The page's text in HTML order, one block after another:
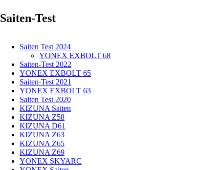
DAS
BRINGEN?
Saiten-Test
Saiten Test 2024
YONEX EXBOLT 68
Saiten-Test 2022
YONEX EXBOLT 65
Saiten-Test 2021
YONEX EXBOLT 63
Saiten Test 2020
KIZUNA Saiten
KIZUNA Z58
KIZUNA D61
KIZUNA Z63
KIZUNA Z65
KIZUNA Z69
YONEX SKYARC